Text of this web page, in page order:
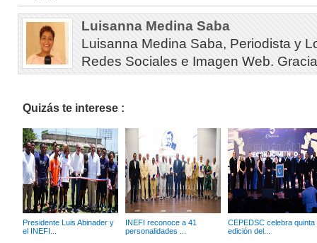
Luisanna Medina Saba
Luisanna Medina Saba, Periodista y
Redes Sociales e Imagen Web.
Quizás te interese :
Presidente Luis Abinader y
el INEFI...
INEFI reconoce a 41
personalidades ...
CEPEDSC celebra quinta
edición del...